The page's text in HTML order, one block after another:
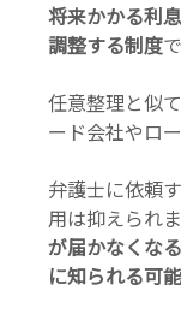
将来かかる利
調整する制度
任意整理と似
ード会社やロ
弁護士に依頼
用は抑えられま
が届かなくな
に知られる可